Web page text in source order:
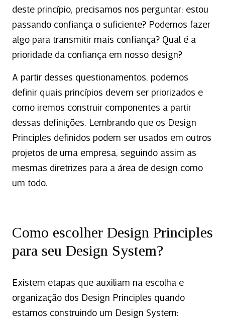
deste princípio, precisamos nos perguntar: estou
passando confiança o suficiente? Podemos fazer
algo para transmitir mais confiança? Qual é a
prioridade da confiança em nosso design?
A partir desses questionamentos, podemos
definir quais princípios devem ser priorizados e
como iremos construir componentes a partir
dessas definições. Lembrando que os Design
Principles definidos podem ser usados em outros
projetos de uma empresa, seguindo assim as
mesmas diretrizes para a área de design como
um todo.
Como escolher Design Principles
para seu Design System?
Existem etapas que auxiliam na escolha e
organização dos Design Principles quando
estamos construindo um Design System: